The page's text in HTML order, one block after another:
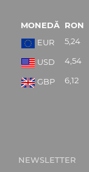
MONEDĂ RON
EUR
5,24
USD 4,54
GBP 6,12
NEWSLETTER